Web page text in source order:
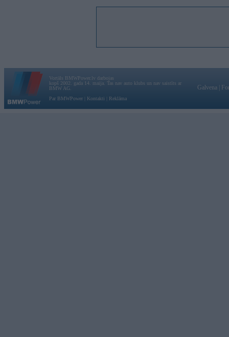
Vortāls BMWPower.lv darbojas
kopš 2002. gada 14. maija. Tas nav auto klubs un nav saistīts ar
BMW AG.
Par BMWPower
Kontakti Reklāma
Galvena